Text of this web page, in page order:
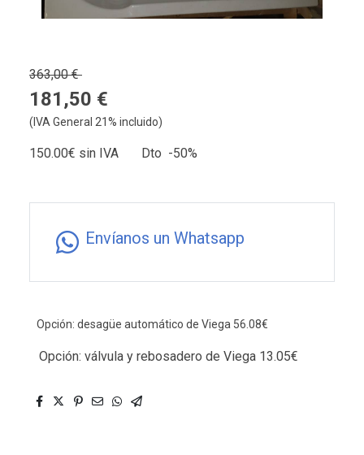
363,00 €
181,50 €
(IVA General 21% incluido)
150.00€ sin IVA Dto -50%
Envíanos un Whatsapp
Opción: desagüe automático de Viega 56.08€
Opción: válvula y rebosadero de Viega 13.05€